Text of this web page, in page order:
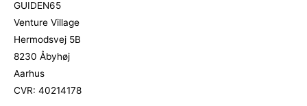
GUIDEN65
Venture Village
Hermodsvej 5B
8230 Åbyhøj
Aarhus
CVR: 40214178